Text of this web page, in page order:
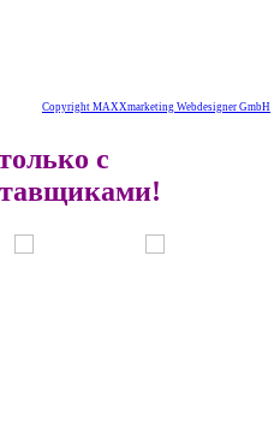
Copyright MAXXmarketing Webdesigner GmbH
с